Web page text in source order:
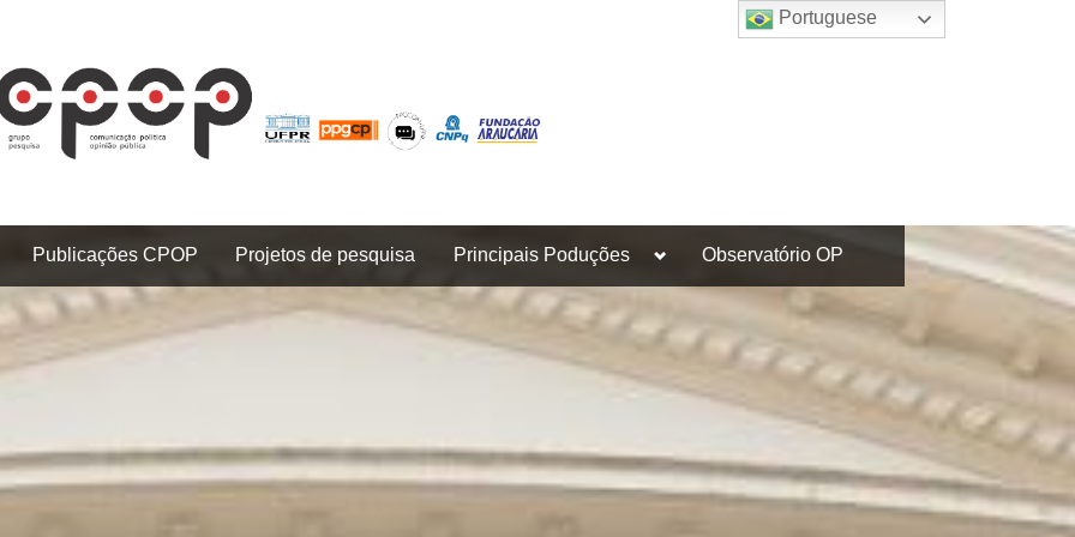
Publicações CPOP Projetos de pesquisa Principais Poduções
Toggle
menu
Observatório OP
Portuguese